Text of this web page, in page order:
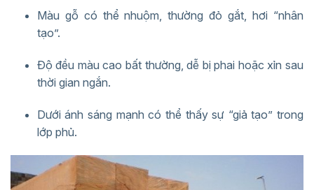
Màu gỗ có thể nhuộm, thường đỏ gắt, hơi “nhân
tạo”.
Độ đều màu cao bất thường, dễ bị phai hoặc xỉn sau
thời gian ngắn.
Dưới ánh sáng mạnh có thể thấy sự “giả tạo” trong
lớp phủ.